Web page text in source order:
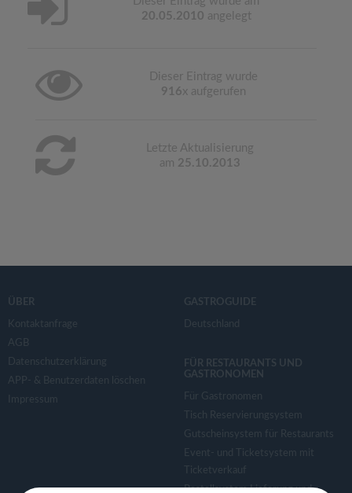
20.05.2010 angelegt
Dieser Eintrag wurde
916x aufgerufen
Letzte Aktualisierung
am 25.10.2013
ÜBER
Kontaktanfrage
AGB
Datenschutzerklärung
APP- & Benutzerdaten löschen
Impressum
GASTROGUIDE
Deutschland
FÜR RESTAURANTS UND
GASTRONOMEN
Für Gastronomen
Tisch Reservierungsystem
Gutscheinsystem für Restaurants
Event- und Ticketsystem mit
Ticketverkauf
Bestellsystem Lieferung und
n